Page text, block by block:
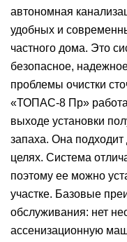
автономная
удобных и
частного дома. Это
безопасное,
проблемы очистки
«ТОПАС-8 Пр»
выходе установки
запаха. Она подходит
целях. Система
поэтому ее можно
участке. Базовые
обслуживания: нет
ассенизационную